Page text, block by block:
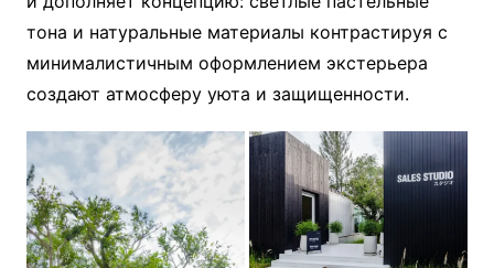
тона и натуральные материалы контрастируя с
минималистичным оформлением экстерьера
создают атмосферу уюта и защищенности.